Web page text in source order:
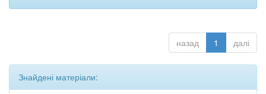
назад 1 далі
Знайдені матеріали: